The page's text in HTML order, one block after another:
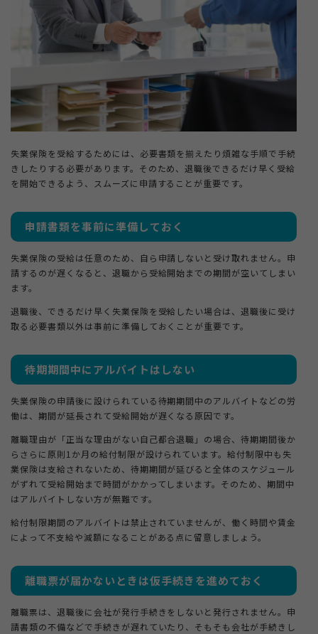
失業保険を受給するためには、必要書類を揃えたり煩雑な手順で手続
きしたりする必要があります。そのため、退職後できるだけ早く受給
を開始できるよう、スムーズに申請することが重要です。
申請書類を事前に準備しておく
失業保険の受給は任意のため、自ら申請しないと受け取れません。申
請するのが遅くなると、退職から受給開始までの期間が空いてしまい
ます。
退職後、できるだけ早く失業保険を受給したい場合は、退職後に受け
取る必要書類以外は事前に準備しておくことが重要です。
待期期間中にアルバイトはしない
失業保険の申請後に設けられている待期期間中のアルバイトなどの労
働は、期間が延長されて受給開始が遅くなる原因です。
離職理由が「正当な理由がない自己都合退職」の場合、待期期間後か
らさらに原則1か月の給付制限が設けられています。給付制限中も失
業保険は支給されないため、待期期間が延びると全体のスケジュール
がずれて受給開始まで時間がかかってしまいます。そのため、期間中
はアルバイトしない方が無難です。
給付制限期間のアルバイトは禁止されていませんが、働く時間や賃金
によって不支給や減額になることがある点に留意しましょう。
離職票が届かないときは仮手続きを進めておく
離職票は、退職後に会社が発行手続きをしないと発行されません。申
請書類の不備などで手続きが遅れていたり、そもそも会社が手続きし